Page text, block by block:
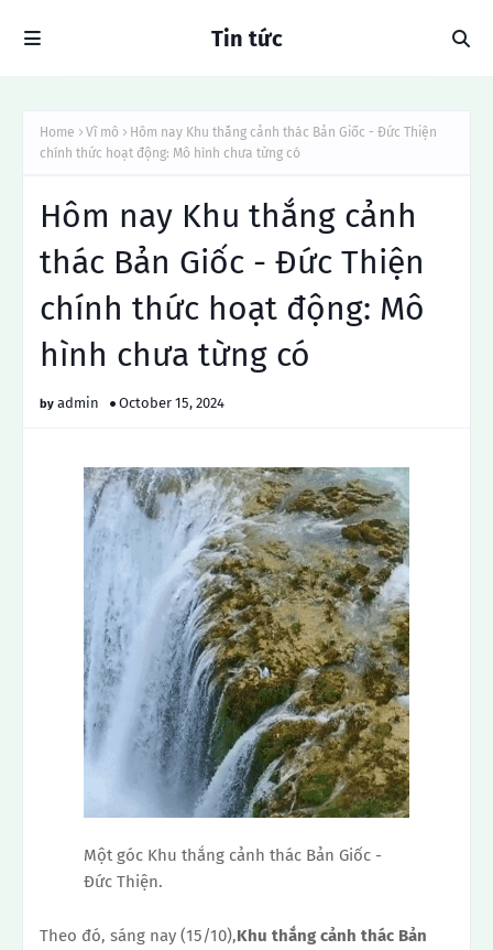
Tin tức
Home Vĩ mô
Hôm nay Khu thắng cảnh thác Bản Giốc - Đức Thiện
chính thức hoạt động: Mô hình chưa từng có
Hôm nay Khu thắng cảnh
thác Bản Giốc - Đức Thiện
chính thức hoạt động: Mô
hình chưa từng có
admin October 15, 2024
Một góc Khu thắng cảnh thác Bản Giốc -
Đức Thiện.
Theo đó, sáng nay (15/10),Khu thắng cảnh thác Bản